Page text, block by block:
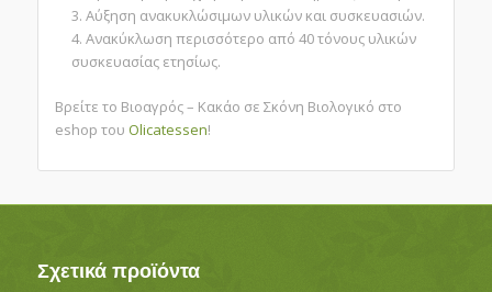
Αύξηση ανακυκλώσιμων υλικών και συσκευασιών.
Ανακύκλωση περισσότερο από 40 τόνους υλικών
συσκευασίας ετησίως.
Βρείτε το Βιοαγρός – Κακάο σε Σκόνη Βιολογικό στο
eshop του Olicatessen!
Σχετικά προϊόντα